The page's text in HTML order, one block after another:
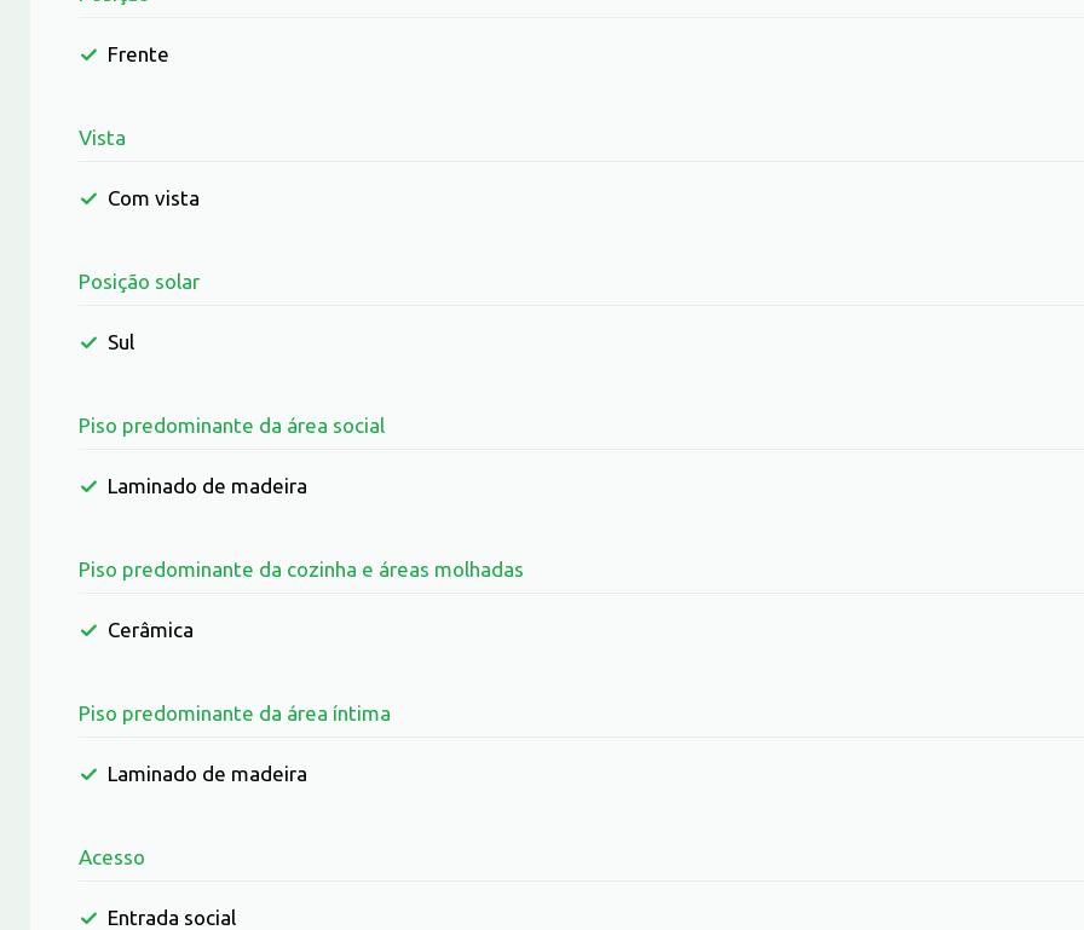
Frente
Vista
Com vista
Posição solar
Sul
Piso predominante da área social
Laminado de madeira
Piso predominante da cozinha e áreas molhadas
Cerâmica
Piso predominante da área íntima
Laminado de madeira
Acesso
Entrada social